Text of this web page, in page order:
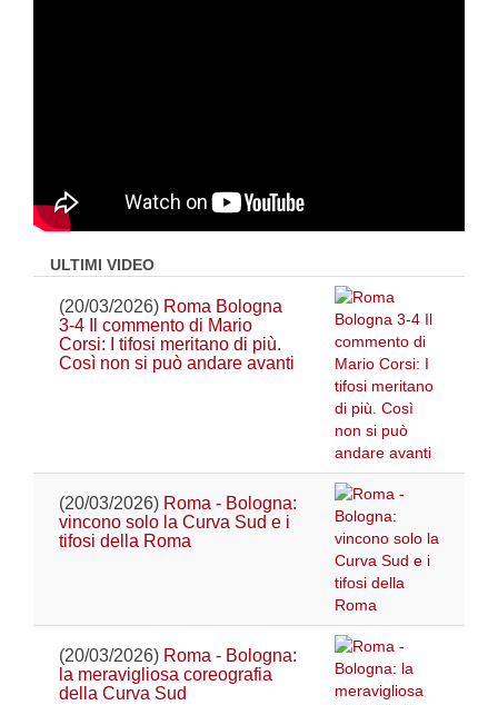
ULTIMI VIDEO
(20/03/2026) Roma Bologna
3-4 Il commento di Mario
Corsi: I tifosi meritano di più.
Così non si può andare avanti
(20/03/2026) Roma - Bologna:
vincono solo la Curva Sud e i
tifosi della Roma
(20/03/2026) Roma - Bologna:
la meravigliosa coreografia
della Curva Sud